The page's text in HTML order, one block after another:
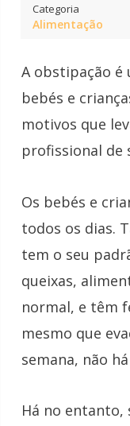
Categoria
Alimentação
A obstipação é
bebés e
motivos que
profissional de
Os bebés e
todos os dias.
tem o seu
queixas,
normal, e têm
mesmo que
semana, não
Há no entanto,